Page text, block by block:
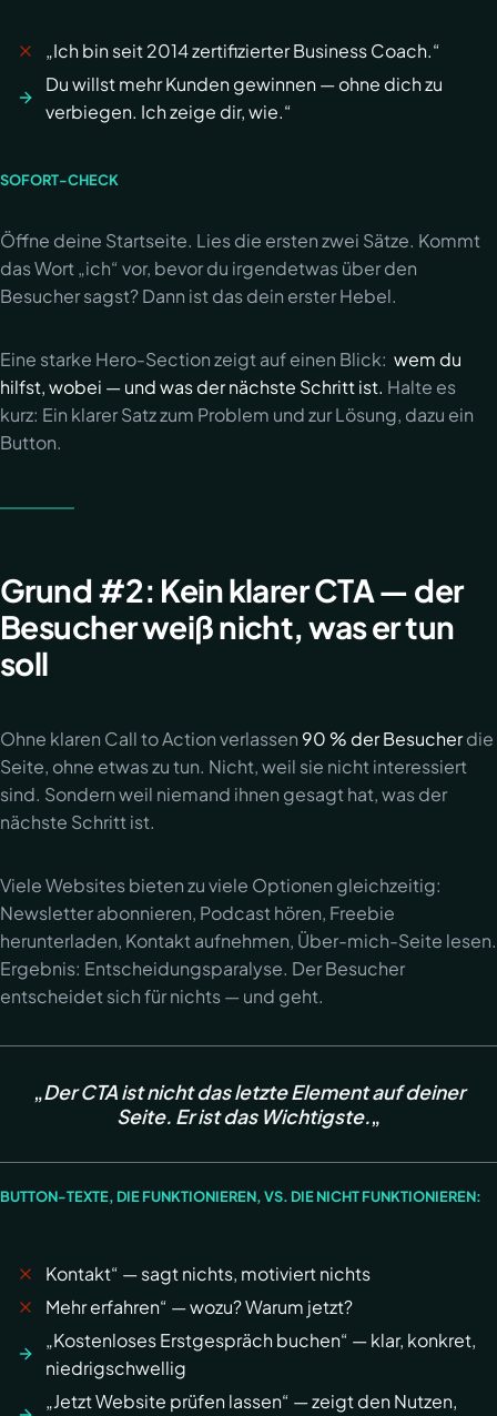
„Ich bin seit 2014 zertifizierter Business Coach.“
Du willst mehr Kunden gewinnen — ohne dich zu
verbiegen. Ich zeige dir, wie.“
SOFORT-CHECK
Öffne deine Startseite. Lies die ersten zwei Sätze. Kommt
das Wort „ich“ vor, bevor du irgendetwas über den
Besucher sagst? Dann ist das dein erster Hebel.
Eine starke Hero-Section zeigt auf einen Blick: wem du
hilfst, wobei — und was der nächste Schritt ist. Halte es
kurz: Ein klarer Satz zum Problem und zur Lösung, dazu ein
Button.
Grund #2: Kein klarer CTA — der
Besucher weiß nicht, was er tun
soll
Ohne klaren Call to Action verlassen 90 % der Besucherdie
Seite, ohne etwas zu tun. Nicht, weil sie nicht interessiert
sind. Sondern weil niemand ihnen gesagt hat, was der
nächste Schritt ist.
Viele Websites bieten zu viele Optionen gleichzeitig:
Newsletter abonnieren, Podcast hören, Freebie
herunterladen, Kontakt aufnehmen, Über-mich-Seite lesen.
Ergebnis: Entscheidungsparalyse. Der Besucher
entscheidet sich für nichts — und geht.
„Der CTA ist nicht das letzte Element auf deiner
Seite. Er ist das Wichtigste.„
BUTTON-TEXTE, DIE FUNKTIONIEREN, VS. DIE NICHT FUNKTIONIEREN:
Kontakt“ — sagt nichts, motiviert nichts
Mehr erfahren“ — wozu? Warum jetzt?
„Kostenloses Erstgespräch buchen“ — klar, konkret,
niedrigschwellig
„Jetzt Website prüfen lassen“ — zeigt den Nutzen,